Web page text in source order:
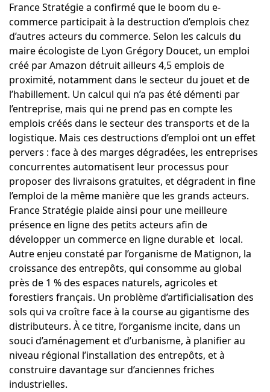
France Stratégie a confirmé que le boom du e-
commerce participait à la destruction d’emplois chez
d’autres acteurs du commerce. Selon les calculs du
maire écologiste de Lyon Grégory Doucet, un emploi
créé par Amazon détruit ailleurs 4,5 emplois de
proximité, notamment dans le secteur du jouet et de
l’habillement. Un calcul qui n’a pas été démenti par
l’entreprise, mais qui ne prend pas en compte les
emplois créés dans le secteur des transports et de la
logistique. Mais ces destructions d’emploi ont un effet
pervers : face à des marges dégradées, les entreprises
concurrentes automatisent leur processus pour
proposer des livraisons gratuites, et dégradent in fine
l’emploi de la même manière que les grands acteurs.
France Stratégie plaide ainsi pour une meilleure
présence en ligne des petits acteurs afin de
développer un commerce en ligne durable et local.
Autre enjeu constaté par l’organisme de Matignon, la
croissance des entrepôts, qui consomme au global
près de 1 % des espaces naturels, agricoles et
forestiers français. Un problème d’artificialisation des
sols qui va croître face à la course au gigantisme des
distributeurs. À ce titre, l’organisme incite, dans un
souci d’aménagement et d’urbanisme, à planifier au
niveau régional l’installation des entrepôts, et à
construire davantage sur d’anciennes friches
industrielles.